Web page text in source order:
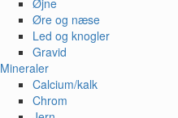
Øjne
Øre og næse
Led og knogler
Gravid
Mineraler
Calcium/kalk
Chrom